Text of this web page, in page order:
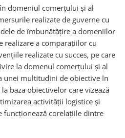
domeniul comerțului și al
realizate de guverne cu
de îmbunătățire a domeniilor
realizare a comparațiilor cu
realizate cu succes, pe care
la domenul comerțului și al
unei multitudini de obiective în
baza obiectivelor care vizează
activității logistice și
funcționează corelațiile dintre